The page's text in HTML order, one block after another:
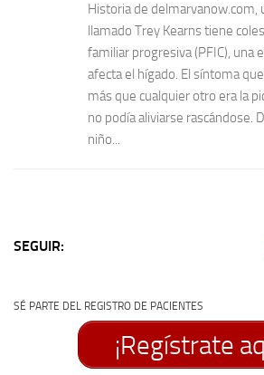
Historia de delmarvanow.com,
llamado Trey Kearns tiene
familiar progresiva (PFIC), una
afecta el hígado. El síntoma
más que cualquier otro era la
no podía aliviarse rascándose.
niño...
SEGUIR:
SÉ PARTE DEL REGISTRO DE PACIENTES
¡Regístrate